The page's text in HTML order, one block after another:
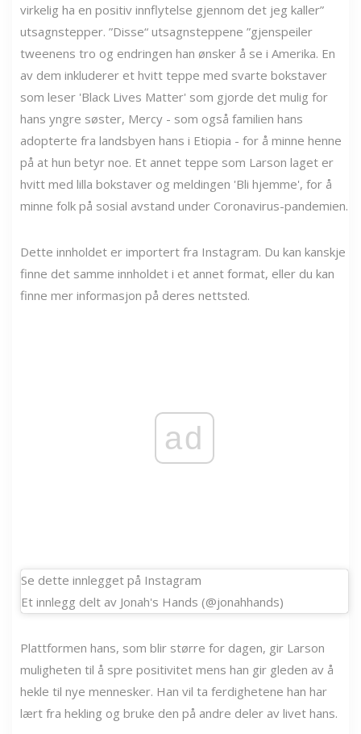
virkelig ha en positiv innflytelse gjennom det jeg kaller”
utsagnstepper. ”Disse“ utsagnsteppene ”gjenspeiler
tweenens tro og endringen han ønsker å se i Amerika. En
av dem inkluderer et hvitt teppe med svarte bokstaver
som leser 'Black Lives Matter' som gjorde det mulig for
hans yngre søster, Mercy - som også familien hans
adopterte fra landsbyen hans i Etiopia - for å minne henne
på at hun betyr noe. Et annet teppe som Larson laget er
hvitt med lilla bokstaver og meldingen 'Bli hjemme', for å
minne folk på sosial avstand under Coronavirus-pandemien.
Dette innholdet er importert fra Instagram. Du kan kanskje
finne det samme innholdet i et annet format, eller du kan
finne mer informasjon på deres nettsted.
ad
Se dette innlegget på Instagram
Et innlegg delt av Jonah's Hands (@jonahhands)
Plattformen hans, som blir større for dagen, gir Larson
muligheten til å spre positivitet mens han gir gleden av å
hekle til nye mennesker. Han vil ta ferdighetene han har
lært fra hekling og bruke den på andre deler av livet hans.